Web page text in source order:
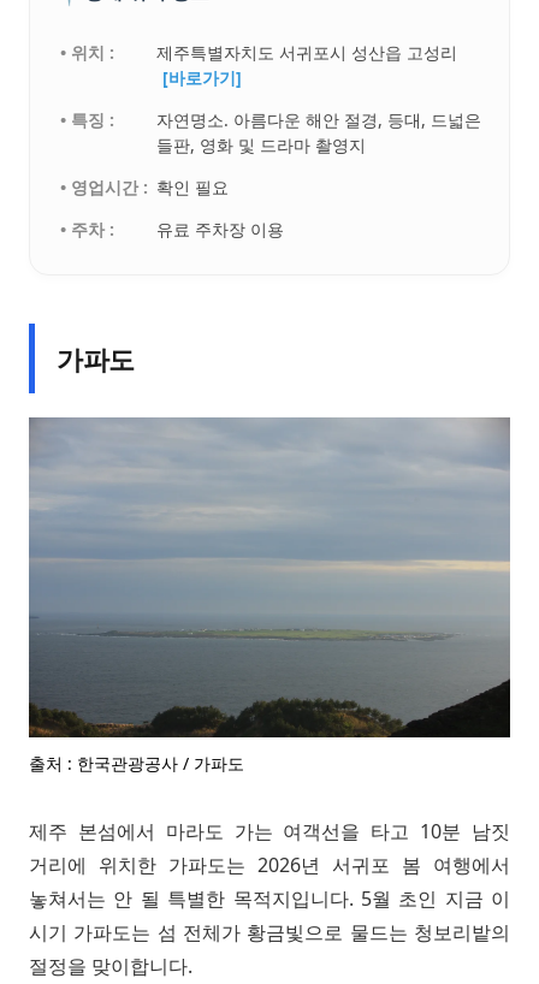
• 위치 :
제주특별자치도 서귀포시 성산읍 고성리
[바로가기]
• 특징 :
자연명소. 아름다운 해안 절경, 등대, 드넓은
들판, 영화 및 드라마 촬영지
• 영업시간 : 확인 필요
• 주차 :
유료 주차장 이용
가파도
출처 : 한국관광공사 / 가파도
제주 본섬에서 마라도 가는 여객선을 타고 10분 남짓
거리에 위치한 가파도는 2026년 서귀포 봄 여행에서
놓쳐서는 안 될 특별한 목적지입니다. 5월 초인 지금 이
시기 가파도는 섬 전체가 황금빛으로 물드는 청보리밭의
절정을 맞이합니다.